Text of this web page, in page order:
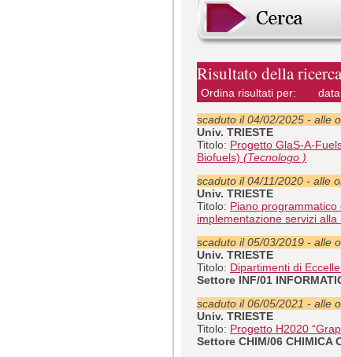
Risultato della
Ordina risultati per:
scaduto il 04/02/2025 - alle
Univ. TRIESTE
Titolo: Progetto GlaS-A-
Biofuels) (Tecnologo )
scaduto il 04/11/2020 - alle
Univ. TRIESTE
Titolo: Piano
implementazione servizi
scaduto il 05/03/2019 - alle
Univ. TRIESTE
Titolo: Dipartimenti di
Settore INF/01
scaduto il 06/05/2021 - alle
Univ. TRIESTE
Titolo: Progetto H2020
Settore CHIM/06 CHIMICA